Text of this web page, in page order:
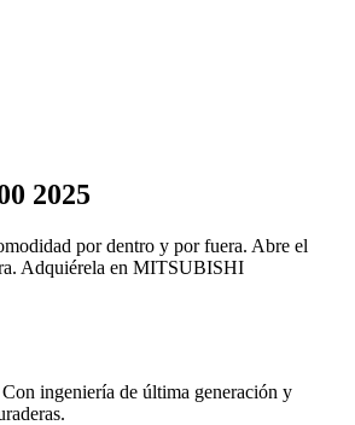
2025
por dentro y por fuera. Abre el
Adquiérela en MITSUBISHI
ingeniería de última generación y